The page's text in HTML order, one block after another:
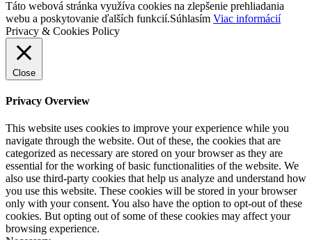
Táto webová stránka využíva cookies na zlepšenie prehliadania
webu a poskytovanie ďalších funkcií.Súhlasím Viac informácií
Privacy & Cookies Policy
Close
Privacy Overview
This website uses cookies to improve your experience while you
navigate through the website. Out of these, the cookies that are
categorized as necessary are stored on your browser as they are
essential for the working of basic functionalities of the website. We
also use third-party cookies that help us analyze and understand how
you use this website. These cookies will be stored in your browser
only with your consent. You also have the option to opt-out of these
cookies. But opting out of some of these cookies may affect your
browsing experience.